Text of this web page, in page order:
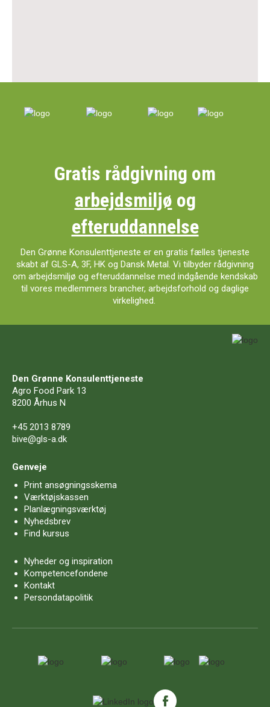
Gratis rådgivning om
arbejdsmiljø og
efteruddannelse
Den Grønne Konsulenttjeneste er en gratis fælles tjeneste
skabt af GLS-A, 3F, HK og Dansk Metal. Vi tilbyder rådgivning
om arbejdsmiljø og efteruddannelse med indgående kendskab
til vores medlemmers brancher, arbejdsforhold og daglige
virkelighed.
Den Grønne Konsulenttjeneste
Agro Food Park 13
8200 Århus N
+45 2013 8789
bive@gls-a.dk
Genveje
Print ansøgningsskema
Værktøjskassen
Planlægningsværktøj
Nyhedsbrev
Find kursus
Nyheder og inspiration
Kompetencefondene
Kontakt
Persondatapolitik